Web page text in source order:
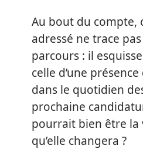
Au bout du compte,
adressé ne trace
parcours : il
celle d’une
dans le quotidien
prochaine
pourrait bien être la
qu’elle changera ?